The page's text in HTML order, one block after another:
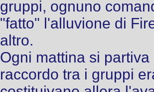
gruppi, ognuno
"fatto" l'alluvione di
altro.
Ogni mattina si
raccordo tra i gruppi